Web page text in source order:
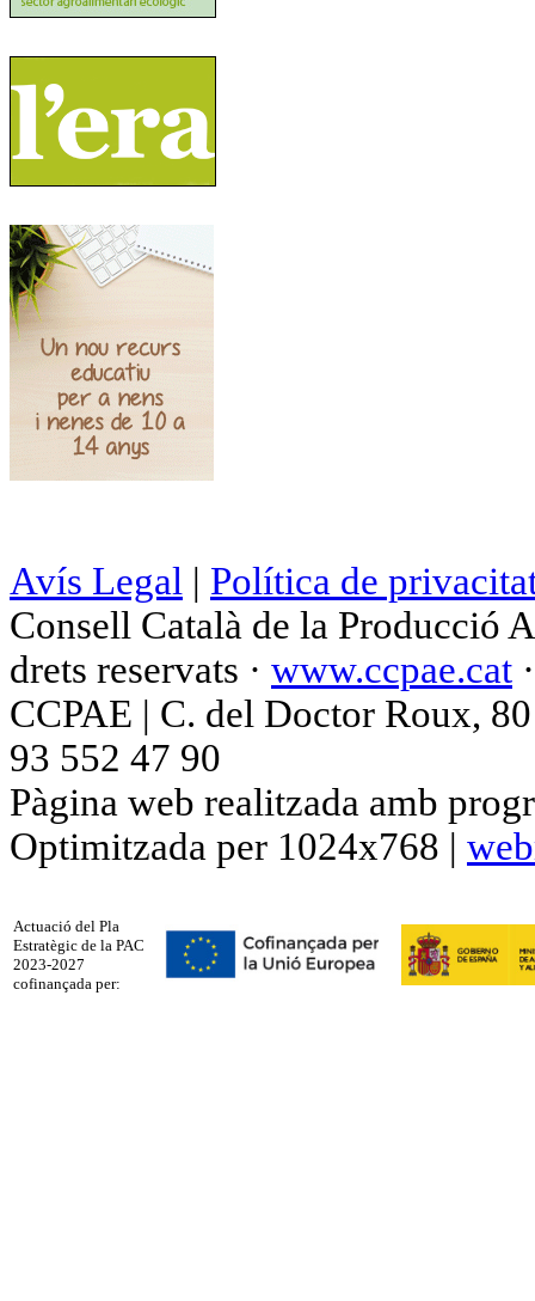
Avís Legal | Política de
Consell Català de la Producció
drets reservats · www.ccpae.cat
CCPAE | C. del Doctor Roux,
93 552 47 90
Pàgina web realitzada amb
Optimitzada per 1024x768 |
Actuació del Pla
Estratègic de la PAC
2023-2027
cofinançada per: